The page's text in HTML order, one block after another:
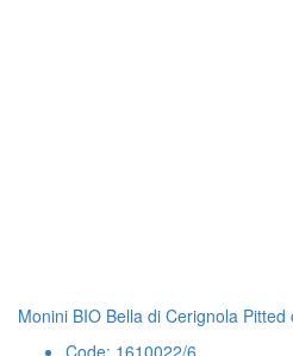
Monini BIO Bella di Cerignola Pitted
Code: 1610022/6